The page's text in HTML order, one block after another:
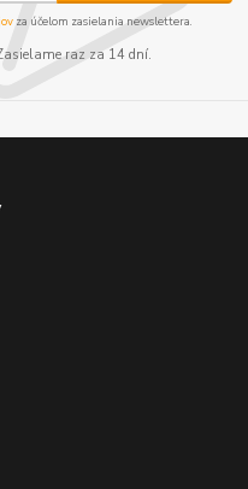
za účelom zasielania newslettera.
raz za 14 dní.